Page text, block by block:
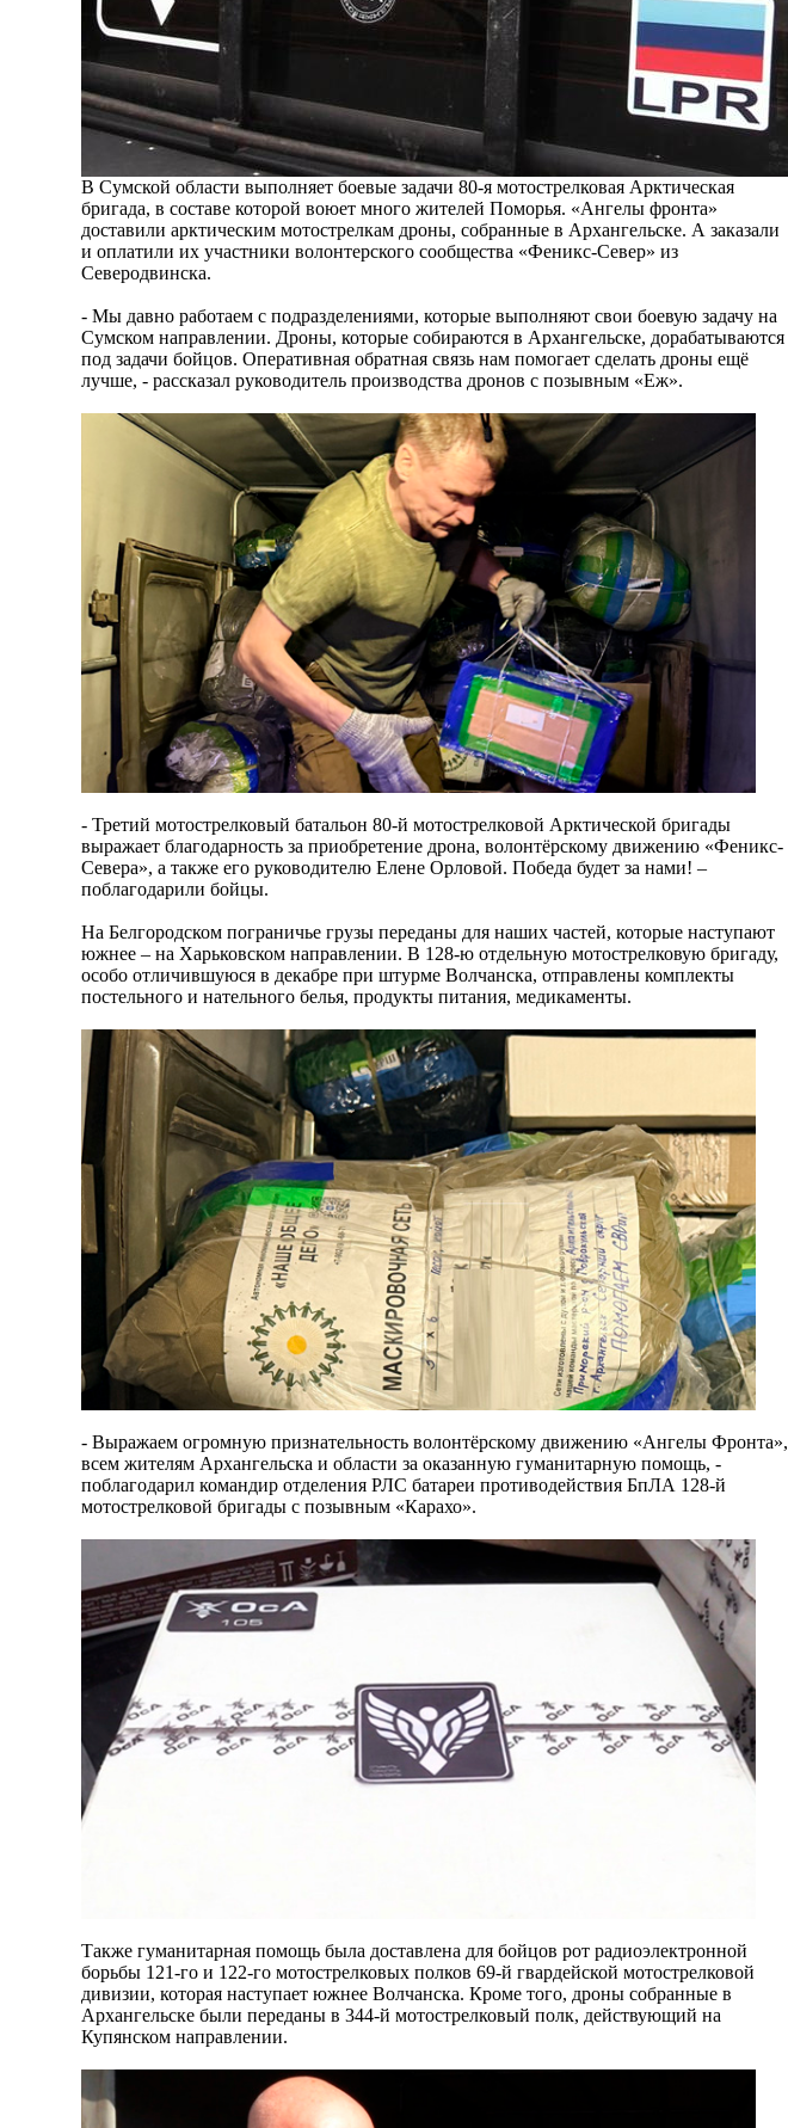
В Сумской области выполняет боевые задачи 80-я мотострелковая Арктическая
бригада, в составе которой воюет много жителей Поморья. «Ангелы фронта»
доставили арктическим мотострелкам дроны, собранные в Архангельске. А заказали
и оплатили их участники волонтерского сообщества «Феникс-Север» из
Северодвинска.
- Мы давно работаем с подразделениями, которые выполняют свои боевую задачу на
Сумском направлении. Дроны, которые собираются в Архангельске, дорабатываются
под задачи бойцов. Оперативная обратная связь нам помогает сделать дроны ещё
лучше, - рассказал руководитель производства дронов с позывным «Еж».
- Третий мотострелковый батальон 80-й мотострелковой Арктической бригады
выражает благодарность за приобретение дрона, волонтёрскому движению «Феникс-
Севера», а также его руководителю Елене Орловой. Победа будет за нами! –
поблагодарили бойцы.
На Белгородском пограничье грузы переданы для наших частей, которые наступают
южнее – на Харьковском направлении. В 128-ю отдельную мотострелковую бригаду,
особо отличившуюся в декабре при штурме Волчанска, отправлены комплекты
постельного и нательного белья, продукты питания, медикаменты.
- Выражаем огромную признательность волонтёрскому движению «Ангелы Фронта»,
всем жителям Архангельска и области за оказанную гуманитарную помощь, -
поблагодарил командир отделения РЛС батареи противодействия БпЛА 128-й
мотострелковой бригады с позывным «Карахо».
Также гуманитарная помощь была доставлена для бойцов рот радиоэлектронной
борьбы 121-го и 122-го мотострелковых полков 69-й гвардейской мотострелковой
дивизии, которая наступает южнее Волчанска. Кроме того, дроны собранные в
Архангельске были переданы в 344-й мотострелковый полк, действующий на
Купянском направлении.